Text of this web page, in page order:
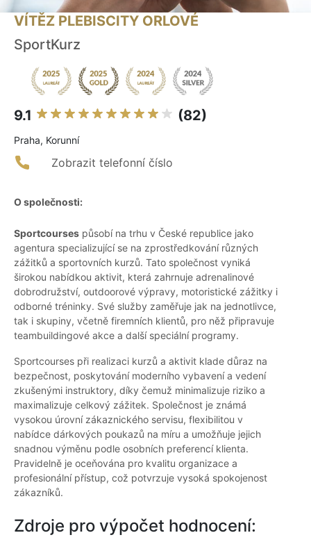
VÍTĚZ PLEBISCITY ORLOVÉ
SportKurz
9.1 (82)
Praha, Korunní
Zobrazit telefonní číslo
O společnosti:
Sportcourses působí na trhu v České republice jako
agentura specializující se na zprostředkování různých
zážitků a sportovních kurzů. Tato společnost vyniká
širokou nabídkou aktivit, která zahrnuje adrenalinové
dobrodružství, outdoorové výpravy, motoristické zážitky i
odborné tréninky. Své služby zaměřuje jak na jednotlivce,
tak i skupiny, včetně firemních klientů, pro něž připravuje
teambuildingové akce a další speciální programy.
Sportcourses při realizaci kurzů a aktivit klade důraz na
bezpečnost, poskytování moderního vybavení a vedení
zkušenými instruktory, díky čemuž minimalizuje riziko a
maximalizuje celkový zážitek. Společnost je známá
vysokou úrovní zákaznického servisu, flexibilitou v
nabídce dárkových poukazů na míru a umožňuje jejich
snadnou výměnu podle osobních preferencí klienta.
Pravidelně je oceňována pro kvalitu organizace a
profesionální přístup, což potvrzuje vysoká spokojenost
zákazníků.
Zdroje pro výpočet hodnocení: